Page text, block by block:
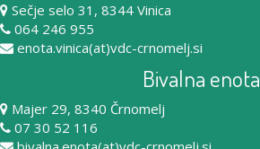
Sečje selo 31, 8344 Vinica
064 246 955
enota.vinica(at)vdc-crnomelj.si
Bivalna enota
Majer 29, 8340 Črnomelj
07 30 52 116